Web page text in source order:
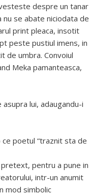
despre un tanar
se abate niciodata de
print pleaca, insotit
peste pustiul imens, in
de umbra. Convoiul
Meka pamanteasca,
lui, adaugandu-i
ce poetul “traznit sta de
pentru a pune in
intr-un anumit
mod simbolic